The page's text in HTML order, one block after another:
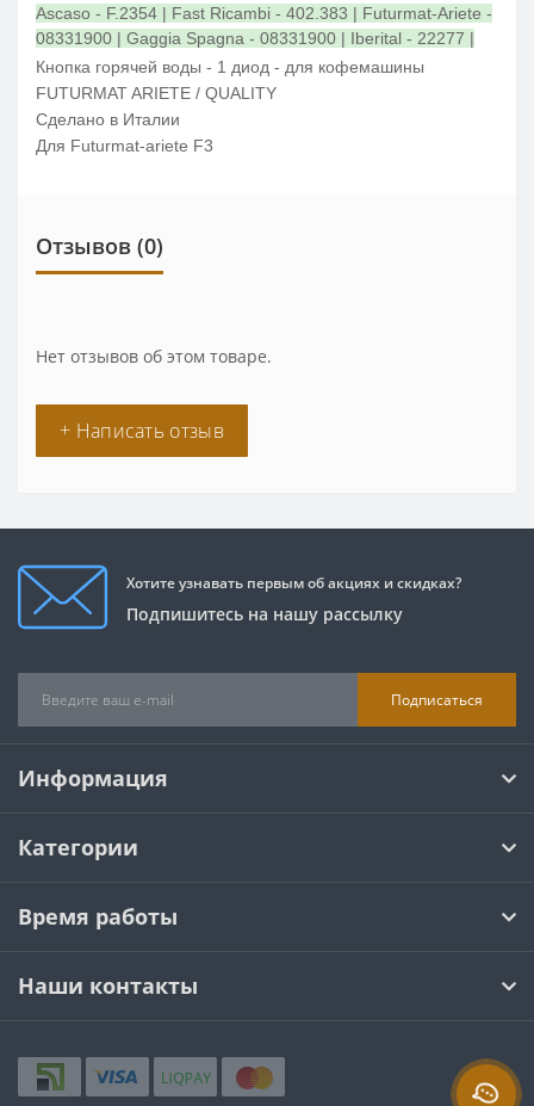
Ascaso - F.2354 | Fast Ricambi - 402.383 | Futurmat-Ariete -
08331900 | Gaggia Spagna - 08331900 | Iberital - 22277 |
Italcrem - 08331900 | LF - 1319079 | Mairali - 08331900 |
Nuova Ricambi - 583319 | Visacrem - 08331900
Кнопка горячей воды - 1 диод - для кофемашины
FUTURMAT ARIETE / QUALITY
Сделано в Италии
Для Futurmat-ariete F3
Отзывов (0)
Нет отзывов об этом товаре.
+ Написать отзыв
Хотите узнавать первым об акциях и скидках?
Подпишитесь на нашу рассылку
Подписаться
Информация
Категории
Время работы
Наши контакты